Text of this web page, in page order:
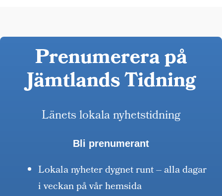
Prenumerera på
Jämtlands Tidning
Länets lokala nyhetstidning
Bli prenumerant
Lokala nyheter dygnet runt – alla dagar
i veckan på vår hemsida